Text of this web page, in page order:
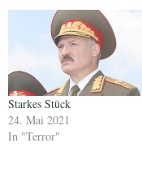
Starkes Stück
24. Mai 2021
In "Terror"